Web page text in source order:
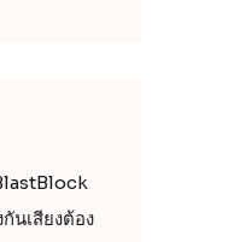
นเสียงต้อง